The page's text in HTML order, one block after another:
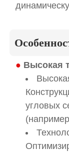
● Высокая
угловых